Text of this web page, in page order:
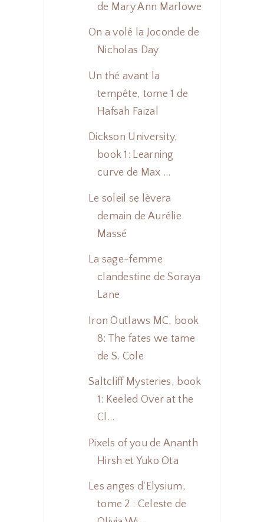
de Mary Ann Marlowe
On a volé la Joconde de
Nicholas Day
Un thé avant la
tempête, tome 1 de
Hafsah Faizal
Dickson University,
book 1: Learning
curve de Max ...
Le soleil se lèvera
demain de Aurélie
Massé
La sage-femme
clandestine de Soraya
Lane
Iron Outlaws MC, book
8: The fates we tame
de S. Cole
Saltcliff Mysteries, book
1: Keeled Over at the
Cl...
Pixels of you de Ananth
Hirsh et Yuko Ota
Les anges d'Elysium,
tome 2 : Celeste de